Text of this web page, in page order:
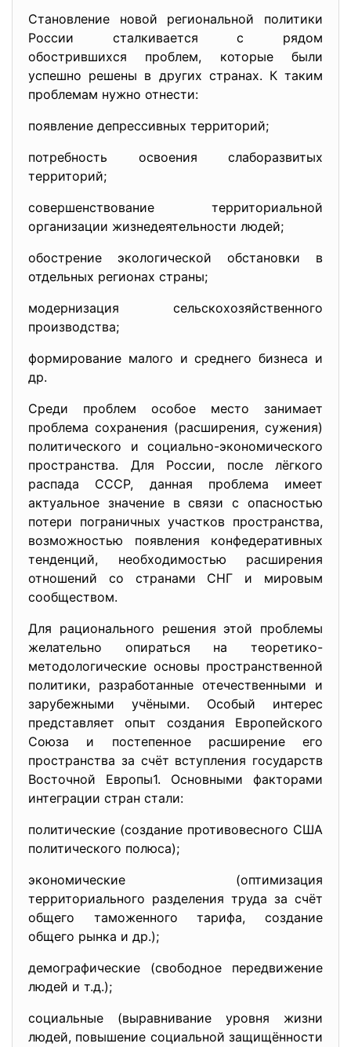
Становление новой региональной политики
России сталкивается с рядом
обострившихся проблем, которые были
успешно решены в других странах. К таким
проблемам нужно отнести:
появление депрессивных территорий;
потребность освоения слаборазвитых
территорий;
совершенствование территориальной
организации жизнедеятельности людей;
обострение экологической обстановки в
отдельных регионах страны;
модернизация сельскохозяйственного
производства;
формирование малого и среднего бизнеса и
др.
Среди проблем особое место занимает
проблема сохранения (расширения, сужения)
политического и социально-экономического
пространства. Для России, после лёгкого
распада СССР, данная проблема имеет
актуальное значение в связи с опасностью
потери пограничных участков пространства,
возможностью появления конфедеративных
тенденций, необходимостью расширения
отношений со странами СНГ и мировым
сообществом.
Для рационального решения этой проблемы
желательно опираться на теоретико-
методологические основы пространственной
политики, разработанные отечественными и
зарубежными учёными. Особый интерес
представляет опыт создания Европейского
Союза и постепенное расширение его
пространства за счёт вступления государств
Восточной Европы1. Основными факторами
интеграции стран стали:
политические (создание противовесного США
политического полюса);
экономические (оптимизация
территориального разделения труда за счёт
общего таможенного тарифа, создание
общего рынка и др.);
демографические (свободное передвижение
людей и т.д.);
социальные (выравнивание уровня жизни
людей, повышение социальной защищённости